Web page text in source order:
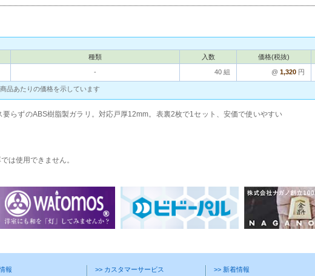
種類 入数 価格(税抜)
‐ 40 組 @ 1,320 円
品あたりの価格を示しています
要らずのABS樹脂製ガラリ。対応戸厚12mm。表裏2枚で1セット、安価で使いやすい
は使用できません。
報 >> カスタマーサービス >> 新着情報